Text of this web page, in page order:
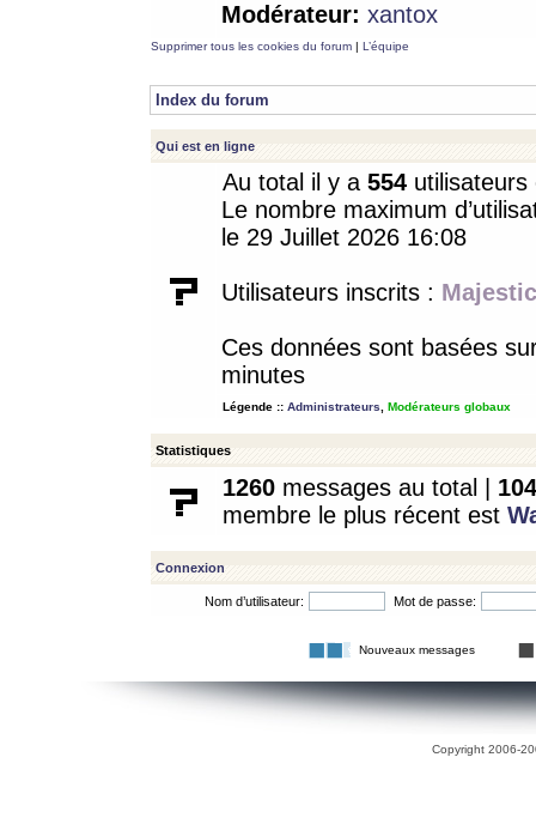
Modérateur: xantox
Supprimer tous les cookies du forum | L’équipe
Index du forum
Qui est en ligne
Au total il y a 554
Le nombre maximum
le 29 Juillet 2026 16:08
Utilisateurs inscrits :
Ces données sont basées
minutes
Légende :: Administrateurs Modérateurs globaux
Statistiques
1260 messages au total | 104
membre le plus récent est
Connexion
Nom d’utilisateur: Mot de passe:
Nouveaux messages
Copyright 2006-